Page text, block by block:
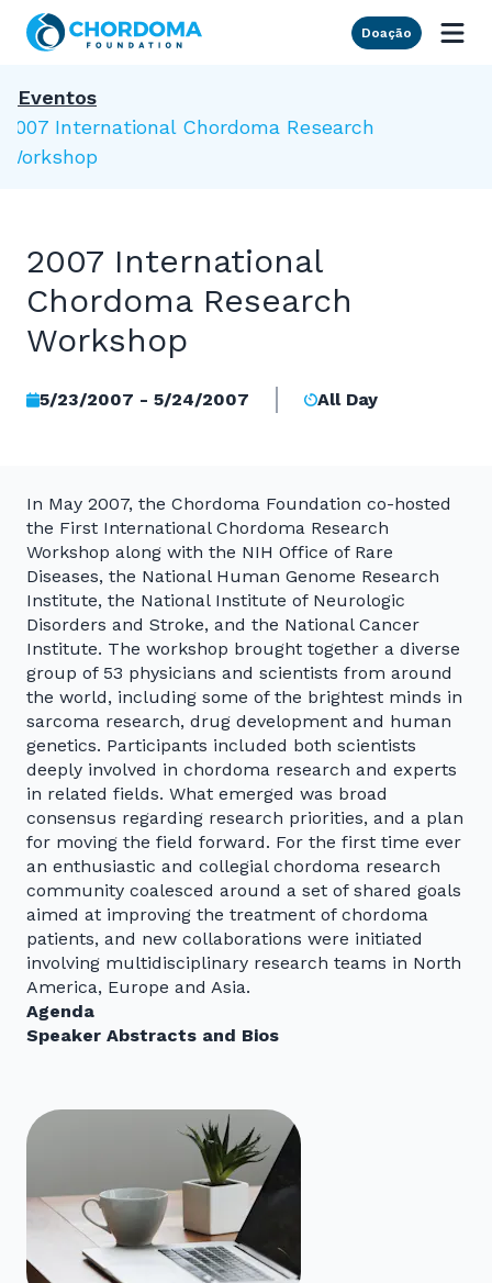
Skip to Main Content
Doação
Eventos
2007 International Chordoma Research
Workshop
2007 International
Chordoma Research
Workshop
5/23/2007 - 5/24/2007 All Day
In May 2007, the Chordoma Foundation co-hosted
the First International Chordoma Research
Workshop along with the NIH Office of Rare
Diseases, the National Human Genome Research
Institute, the National Institute of Neurologic
Disorders and Stroke, and the National Cancer
Institute. The workshop brought together a diverse
group of 53 physicians and scientists from around
the world, including some of the brightest minds in
sarcoma research, drug development and human
genetics. Participants included both scientists
deeply involved in chordoma research and experts
in related fields. What emerged was broad
consensus regarding research priorities, and a plan
for moving the field forward. For the first time ever
an enthusiastic and collegial chordoma research
community coalesced around a set of shared goals
aimed at improving the treatment of chordoma
patients, and new collaborations were initiated
involving multidisciplinary research teams in North
America, Europe and Asia.
Agenda
Speaker Abstracts and Bios